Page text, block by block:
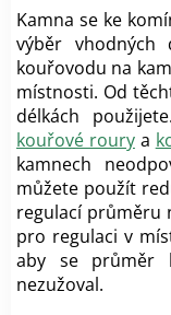
Kamna se ke
výběr
kouřovodu na
místnosti. Od
délkách
kouřové roury a
kamnech
můžete použít
regulací průměru
pro regulaci v
aby se průměr
nezužoval.